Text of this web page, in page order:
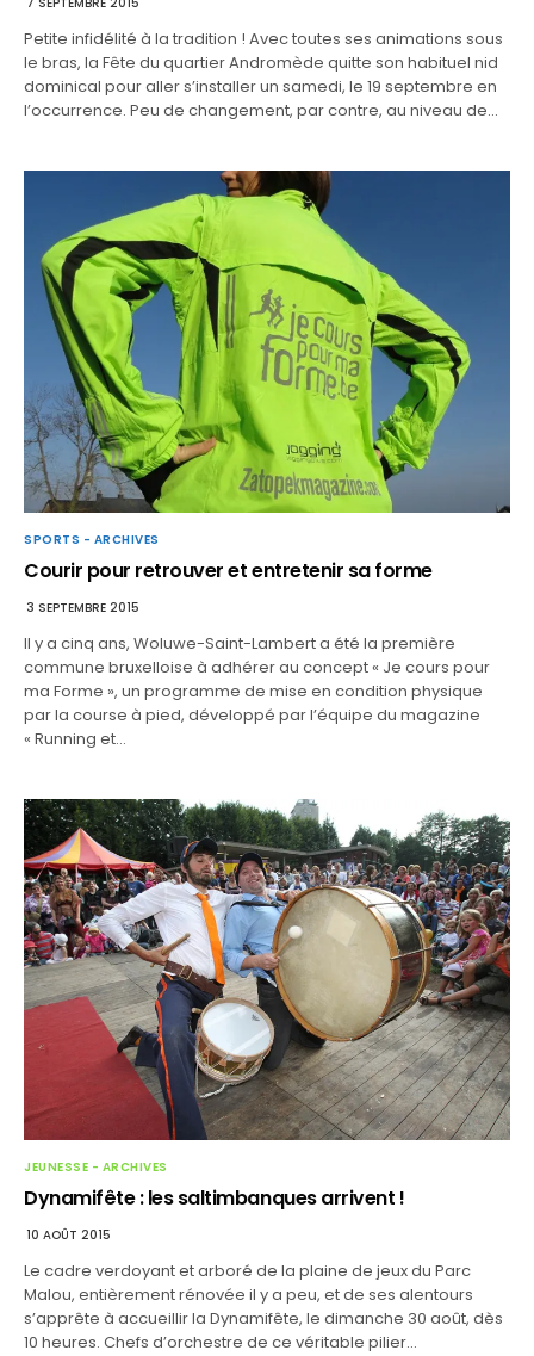
Petite infidélité à la tradition ! Avec toutes ses animations sous
le bras, la Fête du quartier Andromède quitte son habituel nid
dominical pour aller s’installer un samedi, le 19 septembre en
l’occurrence. Peu de changement, par contre, au niveau de…
SPORTS - ARCHIVES
Courir pour retrouver et entretenir sa forme
3 SEPTEMBRE 2015
Il y a cinq ans, Woluwe-Saint-Lambert a été la première
commune bruxelloise à adhérer au concept « Je cours pour
ma Forme », un programme de mise en condition physique
par la course à pied, développé par l’équipe du magazine
« Running et…
JEUNESSE - ARCHIVES
Dynamifête : les saltimbanques arrivent !
10 AOÛT 2015
Le cadre verdoyant et arboré de la plaine de jeux du Parc
Malou, entièrement rénovée il y a peu, et de ses alentours
s’apprête à accueillir la Dynamifête, le dimanche 30 août, dès
10 heures. Chefs d’orchestre de ce véritable pilier…